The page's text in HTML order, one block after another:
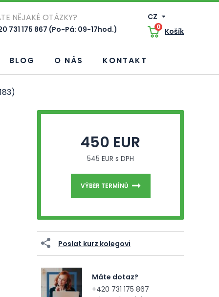
NĚJAKÉ OTÁZKY?
731 175 867 (Po-Pá: 09-17hod.)
CZ
0 Košík
BLOG O NÁS KONTAKT
450 EUR
545 EUR s DPH
VÝBĚR TERMÍNŮ
Poslat kurz kolegovi
Máte dotaz?
+420 731 175 867